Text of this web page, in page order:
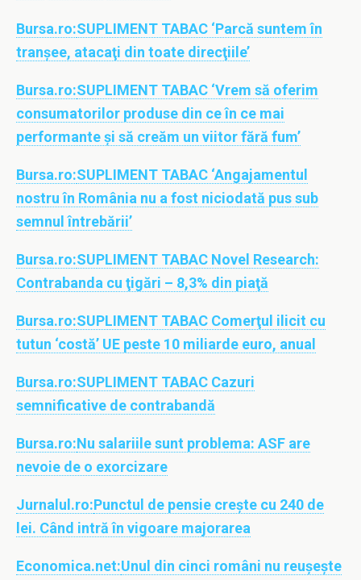
Bursa.ro:SUPLIMENT TABAC ‘Parcă suntem în
tranşee, atacaţi din toate direcţiile’
Bursa.ro:SUPLIMENT TABAC ‘Vrem să oferim
consumatorilor produse din ce în ce mai
performante şi să creăm un viitor fără fum’
Bursa.ro:SUPLIMENT TABAC ‘Angajamentul
nostru în România nu a fost niciodată pus sub
semnul întrebării’
Bursa.ro:SUPLIMENT TABAC Novel Research:
Contrabanda cu ţigări – 8,3% din piaţă
Bursa.ro:SUPLIMENT TABAC Comerţul ilicit cu
tutun ‘costă’ UE peste 10 miliarde euro, anual
Bursa.ro:SUPLIMENT TABAC Cazuri
semnificative de contrabandă
Bursa.ro:Nu salariile sunt problema: ASF are
nevoie de o exorcizare
Jurnalul.ro:Punctul de pensie creşte cu 240 de
lei. Când intră în vigoare majorarea
Economica.net:Unul din cinci români nu reușește